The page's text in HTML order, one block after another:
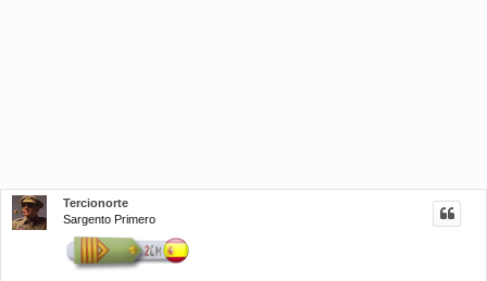
Tercionorte
Sargento Primero